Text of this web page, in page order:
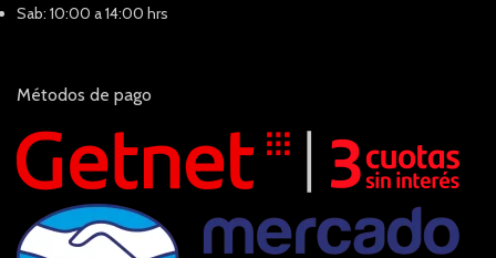
Sab: 10:00 a 14:00 hrs
Métodos de pago